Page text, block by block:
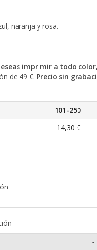
naranja y rosa.
imprimir a todo
de 49 €. Precio sin
101-250
14,30 €